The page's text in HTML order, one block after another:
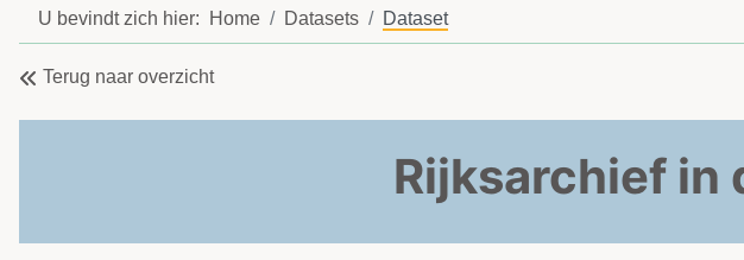
U bevindt zich hier: Home Datasets Dataset
Terug naar overzicht
Rijksarchief in